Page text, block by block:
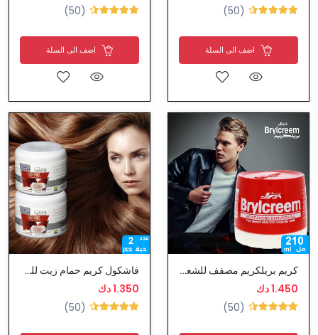
(50)
اضف الى السلة
(50)
اضف الى السلة
كريم بريلكريم مصفف للشعر يقوي الشعر ويجعله انيقاً
1.450 دك
(50)
فاشكول كريم حمام زيت للشعر بجوز الهند
1.350 دك
(50)